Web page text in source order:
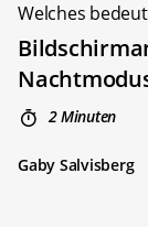
Welches
2 Minuten
Gaby Salvisberg